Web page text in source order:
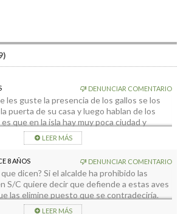
DENUNCIAR COMENTARIO
les guste la presencia de los gallos se los
puerta de su casa y luego hablan de los
que en la isla hay muy poca ciudad y
también mucho mago y mucha gente que
todos ustedes un gallo y tres gallinas de
LEER MÁS
8 AÑOS DENUNCIAR COMENTARIO
dicen? Si el alcalde ha prohibido las
S/C quiere decir que defiende a estas aves
las elimine puesto que se contradeciría.
LEER MÁS